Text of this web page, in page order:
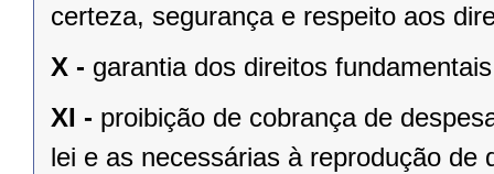
certeza, segurança e respeito aos
X - garantia dos direitos
XI - proibição de cobrança de
lei e as necessárias à reprodução de